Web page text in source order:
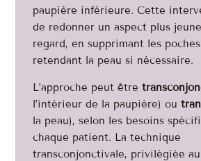
paupière inférieure. Cette
de redonner un aspect plus
regard, en supprimant les
retendant la peau si nécessaire.
L’approche peut être
l’intérieur de la paupière) ou
la peau), selon les besoins
chaque patient. La technique
transconjonctivale, privilégiée au